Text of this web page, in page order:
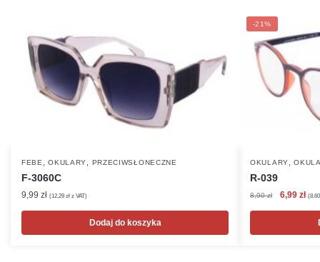
FEBE ,OKULARY PRZECIWSŁONECZNE
F-3060C
9,99 zł (12,29 zł z VAT)
Dodaj do koszyka
-21%
OKULARY ,
R-039
8,90zł
Pierwotna
8,90 zł.
6,99 zł (